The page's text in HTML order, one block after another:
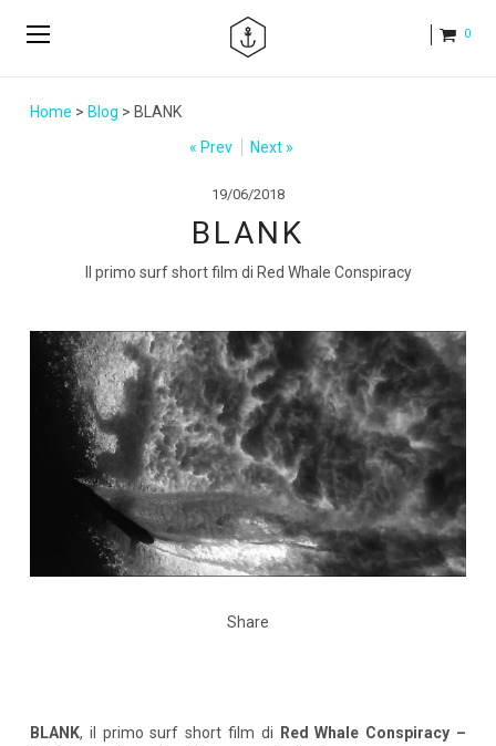
0
Home > Blog > BLANK
« Prev
Next »
19/06/2018
BLANK
Il primo surf short film di Red Whale Conspiracy
Share
BLANK, il primo surf short film di
Red Whale Conspiracy –